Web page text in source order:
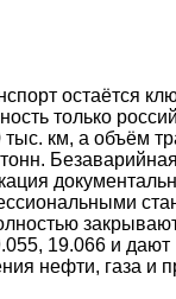
остаётся
только
км, а объём
19.066 и дают
нефти, газа и